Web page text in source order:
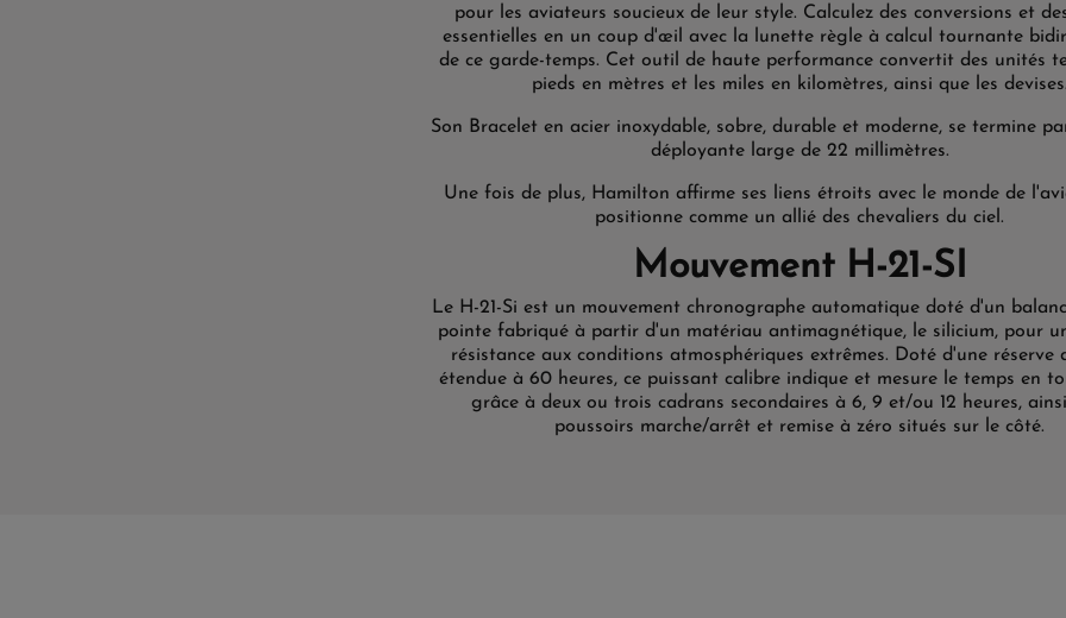
pour les aviateurs soucieux de leur style. Calculez des conversions et
essentielles en un coup d'œil avec la lunette règle à calcul tournante
de ce garde-temps. Cet outil de haute performance convertit des unités
pieds en mètres et les miles en kilomètres, ainsi que les devises.
Son Bracelet en acier inoxydable, sobre, durable et moderne, se termine
déployante large de 22 millimètres.
Une fois de plus, Hamilton affirme ses liens étroits avec le monde de
positionne comme un allié des chevaliers du ciel.
Mouvement H-21-SI
Le H-21-Si est un mouvement chronographe automatique doté d'un
pointe fabriqué à partir d'un matériau antimagnétique, le silicium, pour
résistance aux conditions atmosphériques extrêmes. Doté d'une réserve
étendue à 60 heures, ce puissant calibre indique et mesure le temps en
grâce à deux ou trois cadrans secondaires à 6, 9 et/ou 12 heures,
poussoirs marche/arrêt et remise à zéro situés sur le côté.